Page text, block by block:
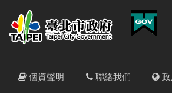
個資聲明 聯絡我們